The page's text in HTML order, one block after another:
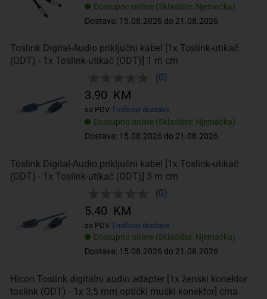
Dostupno online (Skladište: Njemačka)
Dostava: 15.08.2026 do 21.08.2026
Toslink Digital-Audio priključni kabel [1x Toslink-utikač
(ODT) - 1x Toslink-utikač (ODT)] 1 m crn
(0)
Dostupno online (Skladište: Njemačka)
Dostava: 15.08.2026 do 21.08.2026
3.90 KM
sa PDV Troškovi dostave
Toslink Digital-Audio priključni kabel [1x Toslink-utikač
(ODT) - 1x Toslink-utikač (ODT)] 3 m crn
(0)
Dostupno online (Skladište: Njemačka)
Dostava: 15.08.2026 do 21.08.2026
5.40 KM
sa PDV Troškovi dostave
Hicon Toslink digitalni audio adapter [1x ženski konektor
toslink (ODT) - 1x 3,5 mm optički muški konektor] crna